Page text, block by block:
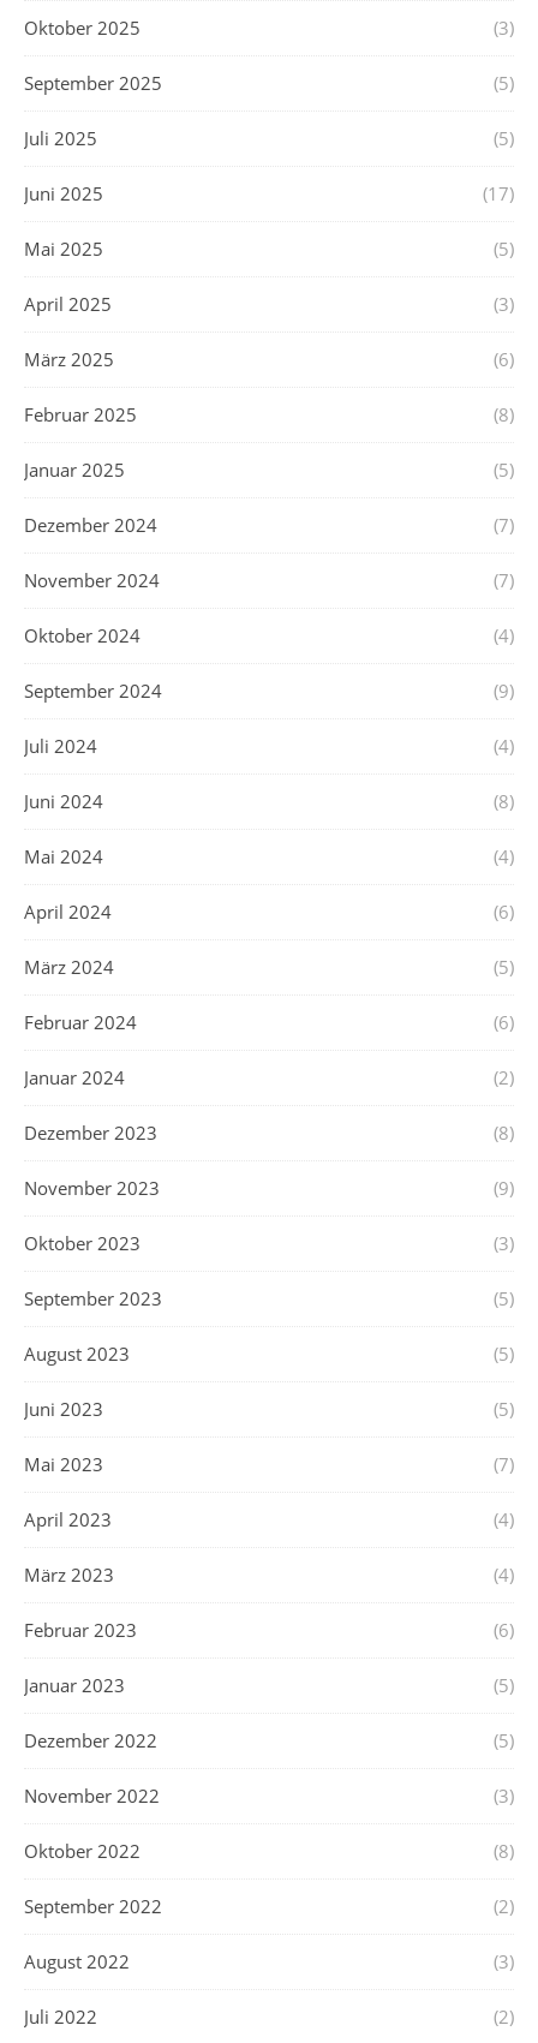
Oktober 2025 (3)
September 2025 (5)
Juli 2025 (5)
Juni 2025 (17)
Mai 2025 (5)
April 2025 (3)
März 2025 (6)
Februar 2025 (8)
Januar 2025 (5)
Dezember 2024 (7)
November 2024 (7)
Oktober 2024 (4)
September 2024 (9)
Juli 2024 (4)
Juni 2024 (8)
Mai 2024 (4)
April 2024 (6)
März 2024 (5)
Februar 2024 (6)
Januar 2024 (2)
Dezember 2023 (8)
November 2023 (9)
Oktober 2023 (3)
September 2023 (5)
August 2023 (5)
Juni 2023 (5)
Mai 2023 (7)
April 2023 (4)
März 2023 (4)
Februar 2023 (6)
Januar 2023 (5)
Dezember 2022 (5)
November 2022 (3)
Oktober 2022 (8)
September 2022 (2)
August 2022 (3)
Juli 2022 (2)